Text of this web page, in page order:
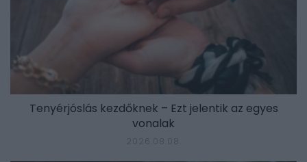
Tenyérjóslás kezdőknek – Ezt jelentik az egyes
vonalak